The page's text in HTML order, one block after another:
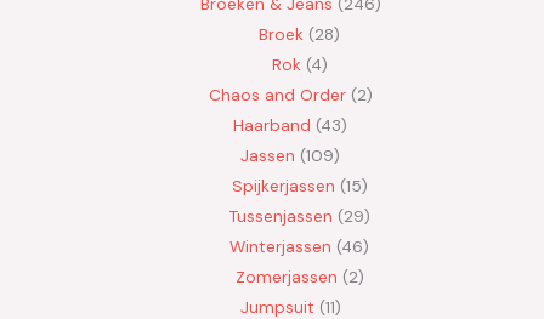
Broek 28
Rok 4
Chaos and Order 2
Haarband 43
Jassen 109
Spijkerjassen 15
Tussenjassen 29
Winterjassen 46
Zomerjassen 2
Jumpsuit 11